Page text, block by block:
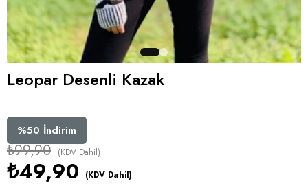
Leopar Desenli Kazak
%50 İndirim
₺99,90 (KDV Dahil)
₺49,90 (KDV Dahil)